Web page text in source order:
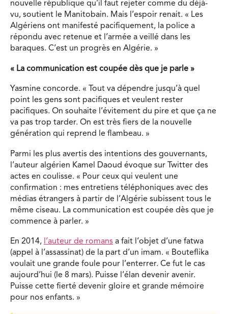
nouvelle république qu’il faut rejeter comme du déjà-
vu, soutient le Manitobain. Mais l’espoir renait. « Les
Algériens ont manifesté pacifiquement, la police a
répondu avec retenue et l’armée a veillé dans les
baraques. C’est un progrès en Algérie. »
« La communication est coupée dès que je parle »
Yasmine concorde. « Tout va dépendre jusqu’à quel
point les gens sont pacifiques et veulent rester
pacifiques. On souhaite l’évitement du pire et que ça ne
va pas trop tarder. On est très fiers de la nouvelle
génération qui reprend le flambeau. »
Parmi les plus avertis des intentions des gouvernants,
l’auteur algérien Kamel Daoud évoque sur Twitter des
actes en coulisse. « Pour ceux qui veulent une
confirmation : mes entretiens téléphoniques avec des
médias étrangers à partir de l’Algérie subissent tous le
même ciseau. La communication est coupée dès que je
commence à parler. »
En 2014, l’auteur de romans a fait l’objet d’une fatwa
(appel à l’assassinat) de la part d’un imam. « Bouteflika
voulait une grande foule pour l’enterrer. Ce fut le cas
aujourd’hui (le 8 mars). Puisse l’élan devenir avenir.
Puisse cette fierté devenir gloire et grande mémoire
pour nos enfants. »